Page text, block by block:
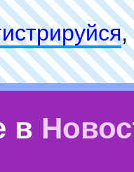
,
в